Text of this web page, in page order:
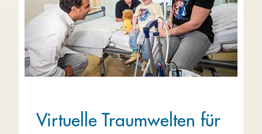
Virtuelle Traumwelten für